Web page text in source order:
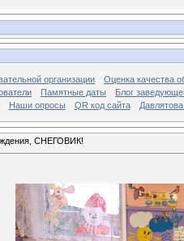
организации
Оценка качества
Памятные даты
Блог
Наши опросы
QR код сайта
СНЕГОВИК!